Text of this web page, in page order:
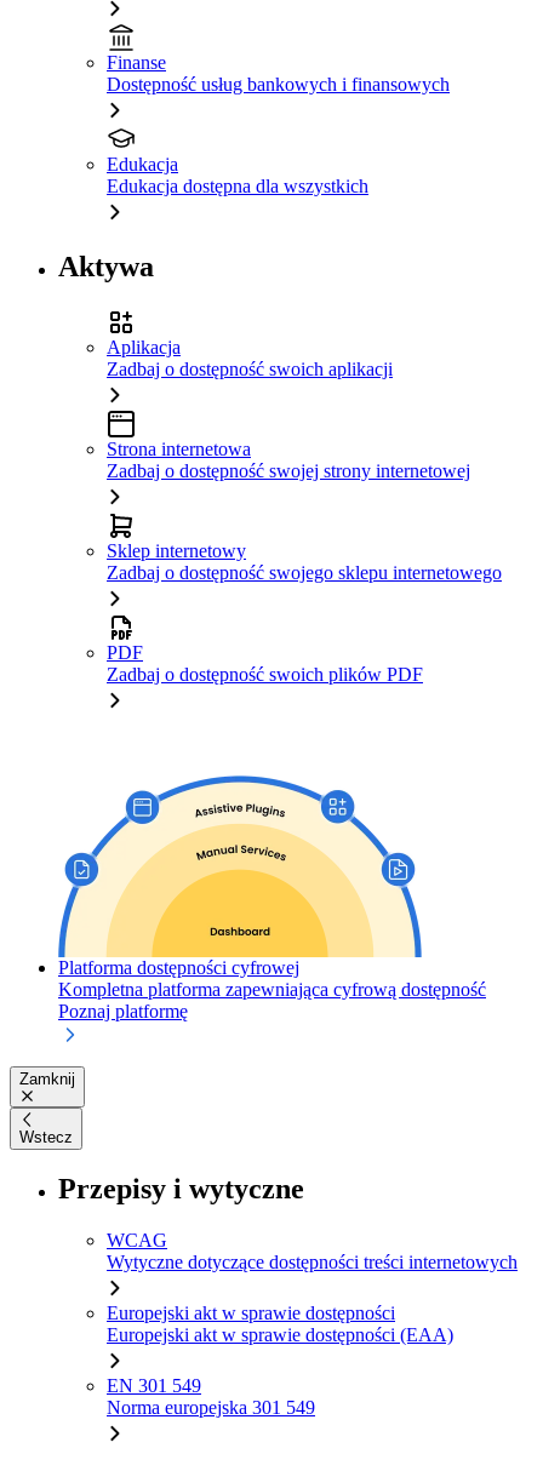
Finanse
Dostępność usług bankowych i finansowych
Edukacja
Edukacja dostępna dla wszystkich
Aktywa
Aplikacja
Zadbaj o dostępność swoich aplikacji
Strona internetowa
Zadbaj o dostępność swojej strony internetowej
Sklep internetowy
Zadbaj o dostępność swojego sklepu internetowego
PDF
Zadbaj o dostępność swoich plików PDF
Platforma dostępności cyfrowej
Kompletna platforma zapewniająca cyfrową dostępność
Poznaj platformę
Zamknij
Wstecz
Przepisy i wytyczne
WCAG
Wytyczne dotyczące dostępności treści internetowych
Europejski akt w sprawie dostępności
Europejski akt w sprawie dostępności (EAA)
EN 301 549
Norma europejska 301 549